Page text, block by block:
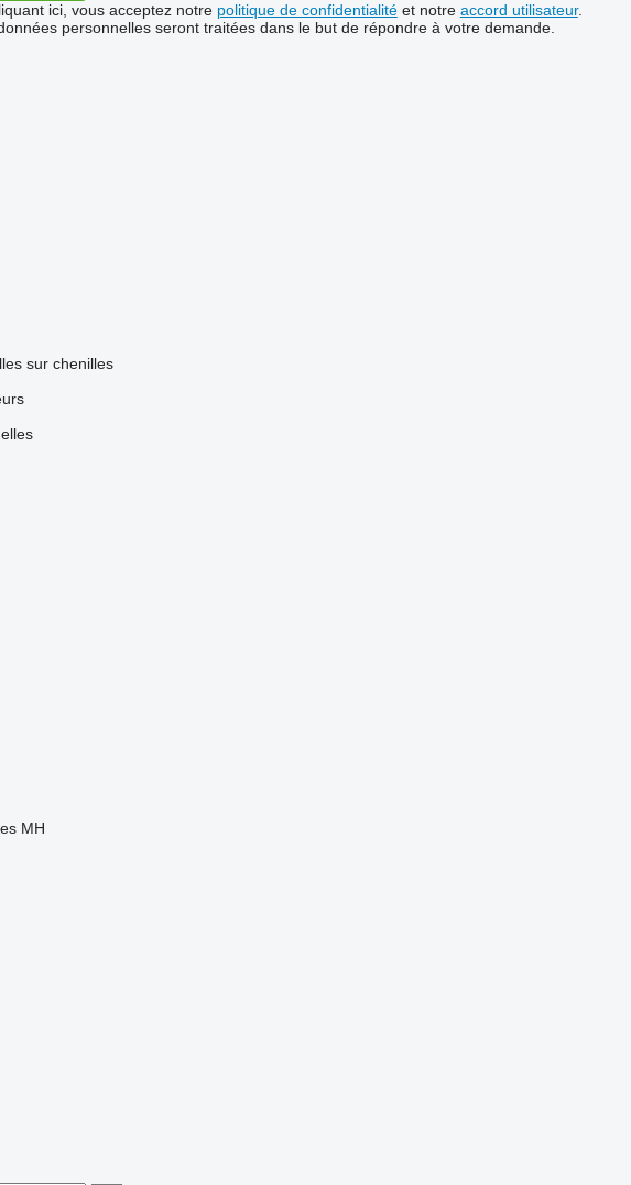
ici, vous acceptez notre politique de confidentialitéet notre accord utilisateur.
personnelles seront traitées dans le but de répondre à votre demande.
sur chenilles
MH